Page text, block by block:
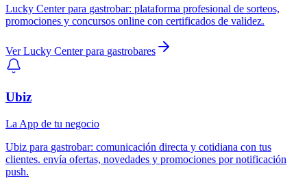
Lucky Centerpara gastrobar: plataforma profesional de sorteos,
promociones y concursos online con certificados de validez.
VerLucky Centerpara gastrobares
Ubiz
La App de tu negocio
Ubiz para gastrobar: comunicación directa y cotidiana con tus
clientes. envía ofertas, novedades y promociones por notificación
push.